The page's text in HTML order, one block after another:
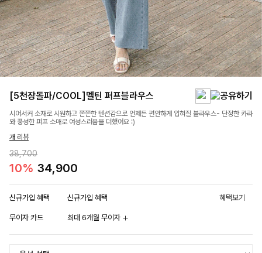
[5천장돌파/COOL]멜틴 퍼프블라우스
시어서커 소재로 시원하고 쫀쫀한 텐션감으로 언제든 편안하게 입혀질 블라우스- 단정한 카라
와 풍성한 퍼프 소매로 여성스러움을 더했어요 :)
개 리뷰
38,700
10% 34,900
신규가입 혜택 신규가입 혜택 혜택보기
무이자 카드 최대 6개월 무이자